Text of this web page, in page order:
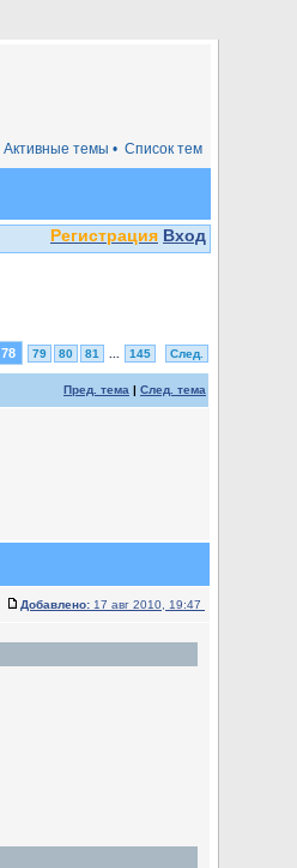
Список тем
Активные темы •
Регистрация Вход
78 79 80 81 145 След.
Пред. тема | След. тема
Добавлено: 17 авг 2010, 19:47